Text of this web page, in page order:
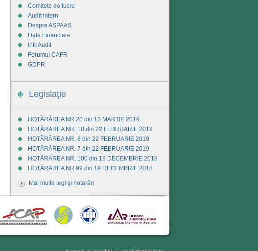
Comitete de lucru
Audit intern
Despre ASPAAS
Date Financiare
InfoAudit
Forumul CAFR
GDPR
Legislaţie
HOTĂRÂREA NR.20 din 13 MARTIE 2019
HOTĂRAREA NR. 18 din 22 FEBRUARIE 2019
HOTĂRÂREA NR. 8 din 22 FEBRUARIE 2019
HOTĂRÂREA NR. 7 din 22 FEBRUARIE 2019
HOTĂRAREA NR. 100 din 19 DECEMBRIE 2018
HOTĂRAREA NR.99 din 19 DECEMBRIE 2018
Mai multe legi şi hotarâri